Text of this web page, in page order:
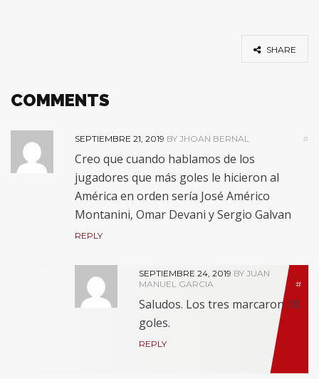
SHARE
COMMENTS
SEPTIEMBRE 21, 2019 BY JHOAN BERNAL #
Creo que cuando hablamos de los
jugadores que más goles le hicieron al
América en orden sería José Américo
Montanini, Omar Devani y Sergio Galvan
REPLY
SEPTIEMBRE 24, 2019 BY JUAN
MANUEL GARCIA
#
Saludos. Los tres marcaron 18
goles.
REPLY